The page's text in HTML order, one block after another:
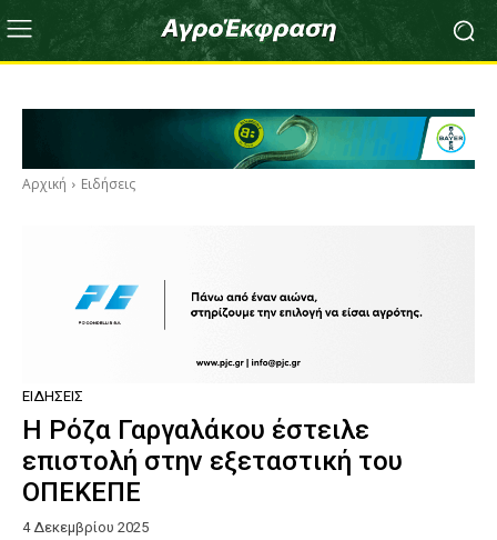
Αρχική Ειδήσεις
ΕΙΔΉΣΕΙΣ
Η Ρόζα Γαργαλάκου έστειλε
επιστολή στην εξεταστική του
ΟΠΕΚΕΠΕ
4 Δεκεμβρίου 2025